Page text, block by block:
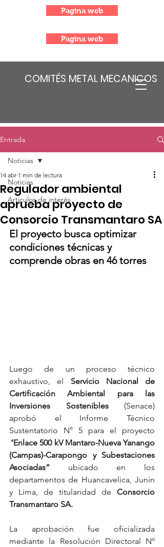
COMITÉS METAL MECANICOS
Pagina web
Pagina web
Entrada
Noticias
Articulos de interés
Noticias
Regulador ambiental
aprueba proyecto de
Consorcio Transmantaro SA
14 abr 1 min de lectura
El proyecto busca optimizar
condiciones técnicas y
comprende obras en 46 torres
Luego de un proceso técnico
exhaustivo, el Servicio Nacional de
Certificación Ambiental para las
Inversiones Sostenibles (Senace)
aprobó el Informe Técnico
“Enlace 500 kV Mantaro-Nueva Yanango
(Campas)-Carapongo y Subestaciones
Asociadas” ubicado en los
departamentos de Huancavelica, Junín
y Lima, de titularidad de Consorcio
Transmantaro SA.
La aprobación fue oficializada
mediante la Resolución Directoral Nº